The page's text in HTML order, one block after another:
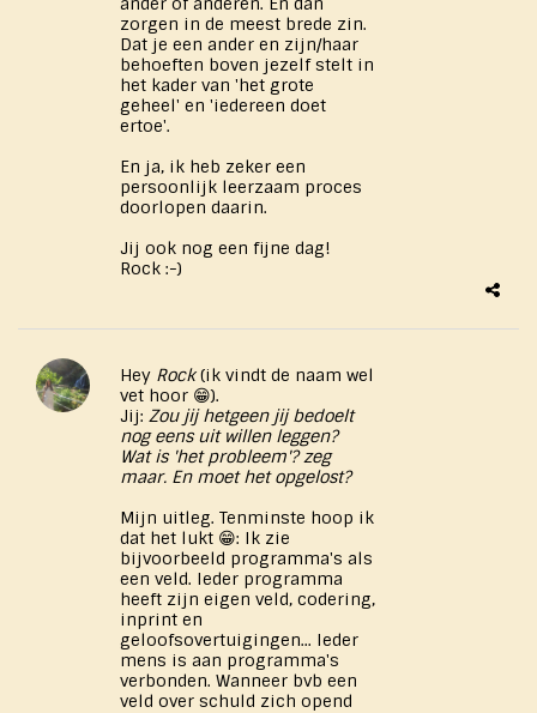
zorgen in de meest brede zin.
Dat je een ander en zijn/haar
behoeften boven jezelf stelt in
het kader van 'het grote
geheel' en 'iedereen doet
ertoe'.
En ja, ik heb zeker een
persoonlijk leerzaam proces
doorlopen daarin.
Jij ook nog een fijne dag!
Rock :-)
Hey Rock(ik vindt de naam wel
vet hoor 😁).
Jij: Zou jij hetgeen jij bedoelt
nog eens uit willen leggen?
Wat is 'het probleem'? zeg
maar. En moet het opgelost?
Mijn uitleg. Tenminste hoop ik
dat het lukt 😁: Ik zie
bijvoorbeeld programma's als
een veld. Ieder programma
heeft zijn eigen veld, codering,
inprint en
geloofsovertuigingen... Ieder
mens is aan programma's
verbonden. Wanneer bvb een
veld over schuld zich opend